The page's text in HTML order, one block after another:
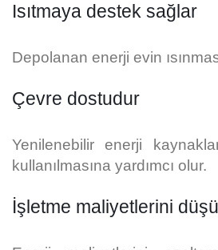
Isıtmaya destek sağlar
Depolanan enerji evin
Çevre dostudur
Yenilenebilir enerji
kullanılmasına yardımcı olur.
İşletme maliyetlerini